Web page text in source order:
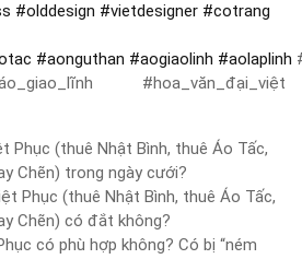
#olddesign #vietdesigner #cotrang
#aonguthan #aogiaolinh #aolaplinh
#hoa_văn_đại_việt
Phục (thuê Nhật Bình, thuê Áo Tấc,
Chẽn) trong ngày cưới?
Phục (thuê Nhật Bình, thuê Áo Tấc,
Chẽn) có đắt không?
có phù hợp không? Có bị “ném